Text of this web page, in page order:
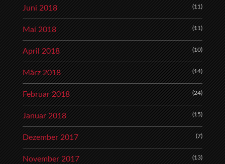
Juni 2018 (11)
Mai 2018 (11)
April 2018 (10)
März 2018 (14)
Februar 2018 (24)
Januar 2018 (15)
Dezember 2017 (7)
November 2017 (13)